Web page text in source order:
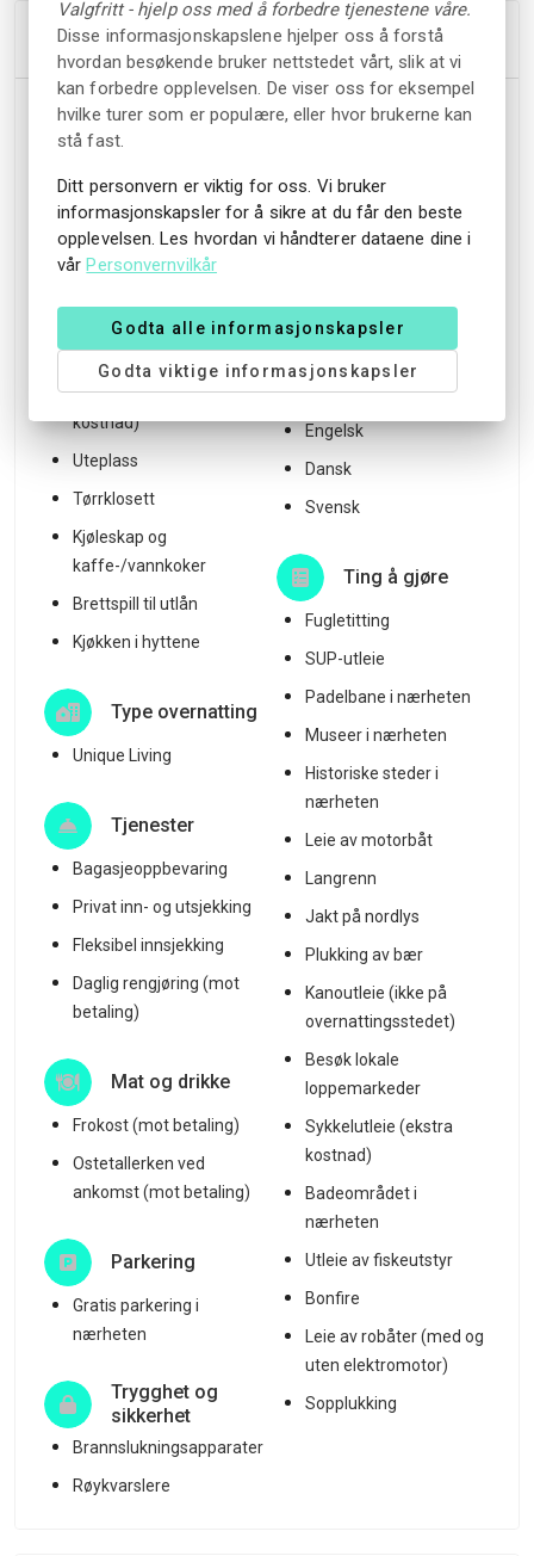
Innkvartering
Fasiliteter
Vedovn
Terrasse
Utendørs peis
Grillfasiliteter
Hage
Badstue (ekstra
kostnad)
Uteplass
Tørrklosett
Kjøleskap og
kaffe-/vannkoker
Brettspill til utlån
Kjøkken i hyttene
Type overnatting
Unique Living
Tjenester
Bagasjeoppbevaring
Privat inn- og utsjekking
Fleksibel innsjekking
Daglig rengjøring (mot
betaling)
Mat og drikke
Frokost (mot betaling)
Ostetallerken ved
ankomst (mot betaling)
Parkering
Gratis parkering i
nærheten
Trygghet og
sikkerhet
Brannslukningsapparater
Røykvarslere
Beliggenhet
Utsikt over fjellene
Naturreservat
Språk som
snakkes
Norsk
Engelsk
Dansk
Svensk
Ting å gjøre
Fugletitting
SUP-utleie
Padelbane i nærheten
Museer i nærheten
Historiske steder i
nærheten
Leie av motorbåt
Langrenn
Jakt på nordlys
Plukking av bær
Kanoutleie (ikke på
overnattingsstedet)
Besøk lokale
loppemarkeder
Sykkelutleie (ekstra
kostnad)
Badeområdet i
nærheten
Utleie av fiskeutstyr
Bonfire
Leie av robåter (med og
uten elektromotor)
Sopplukking
Valgfritt - hjelp oss med å forbedre tjenestene våre.
Disse informasjonskapslene hjelper oss å forstå
hvordan besøkende bruker nettstedet vårt, slik at vi
kan forbedre opplevelsen. De viser oss for eksempel
hvilke turer som er populære, eller hvor brukerne kan
stå fast.
Ditt personvern er viktig for oss. Vi bruker
informasjonskapsler for å sikre at du får den beste
opplevelsen. Les hvordan vi håndterer dataene dine i
vårPersonvernvilkår
Godta alle informasjonskapsler
Godta viktige informasjonskapsler